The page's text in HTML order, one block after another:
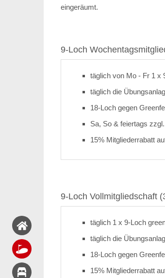
eingeräumt.
9-Loch
täglich von Mo - Fr 1 x
täglich die
18-Loch gegen
Sa, So & feiertags
15% Mitgliederrabatt
9-Loch Vollmitgliedschaft
täglich 1 x 9-Loch
täglich die
18-Loch gegen
15% Mitgliederrabatt